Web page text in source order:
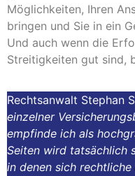
Möglichkeiten, Ihren
bringen und Sie in ein
Und auch wenn die
Streitigkeiten gut sind,
Rechtsanwalt Stephan
einzelner
empfinde ich als
Seiten wird tatsächlich
in denen sich